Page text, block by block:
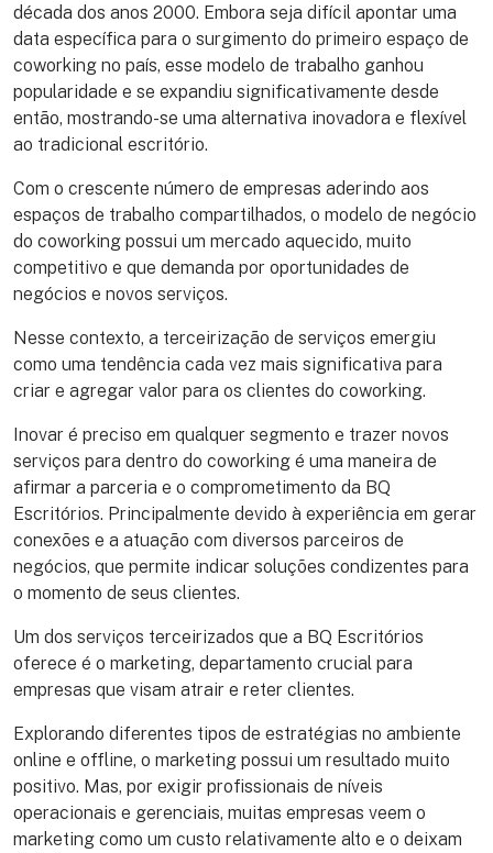
década dos anos 2000. Embora seja difícil apontar uma
data específica para o surgimento do primeiro espaço de
coworking no país, esse modelo de trabalho ganhou
popularidade e se expandiu significativamente desde
então, mostrando-se uma alternativa inovadora e flexível
ao tradicional escritório.
Com o crescente número de empresas aderindo aos
espaços de trabalho compartilhados, o modelo de negócio
do coworking possui um mercado aquecido, muito
competitivo e que demanda por oportunidades de
negócios e novos serviços.
Nesse contexto, a terceirização de serviços emergiu
como uma tendência cada vez mais significativa para
criar e agregar valor para os clientes do coworking.
Inovar é preciso em qualquer segmento e trazer novos
serviços para dentro do coworking é uma maneira de
afirmar a parceria e o comprometimento da BQ
Escritórios. Principalmente devido à experiência em gerar
conexões e a atuação com diversos parceiros de
negócios, que permite indicar soluções condizentes para
o momento de seus clientes.
Um dos serviços terceirizados que a BQ Escritórios
oferece é o marketing, departamento crucial para
empresas que visam atrair e reter clientes.
Explorando diferentes tipos de estratégias no ambiente
online e offline, o marketing possui um resultado muito
positivo. Mas, por exigir profissionais de níveis
operacionais e gerenciais, muitas empresas veem o
marketing como um custo relativamente alto e o deixam